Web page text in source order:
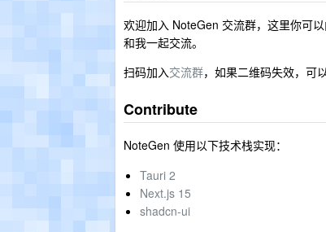
欢迎加入 NoteGen 交流群，这里你可
和我一起交流。
扫码加入交流群，如果二维码失效，可
Contribute
NoteGen 使用以下技术栈实现：
Tauri 2
Next.js 15
shadcn-ui